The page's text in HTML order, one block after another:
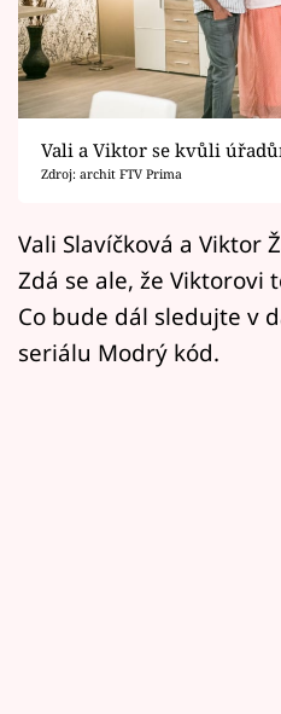
Horoskopy
Sledujte prima+
Filmový festival
Mámy sobě
Přihlášení
Vali a Viktor se kvůli
Zdroj: archit FTV Prima
Vali Slavíčková a Viktor
Zdá se ale, že Viktorovi
Co bude dál sledujte v
seriálu Modrý kód.